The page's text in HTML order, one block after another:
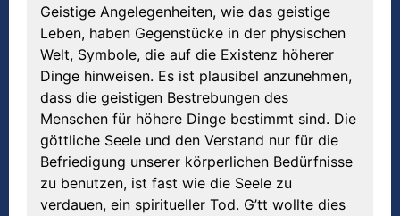
Geistige Angelegenheiten, wie das geistige
Leben, haben Gegenstücke in der physischen
Welt, Symbole, die auf die Existenz höherer
Dinge hinweisen. Es ist plausibel anzunehmen,
dass die geistigen Bestrebungen des
Menschen für höhere Dinge bestimmt sind. Die
göttliche Seele und den Verstand nur für die
Befriedigung unserer körperlichen Bedürfnisse
zu benutzen, ist fast wie die Seele zu
verdauen, ein spiritueller Tod. G’tt wollte dies